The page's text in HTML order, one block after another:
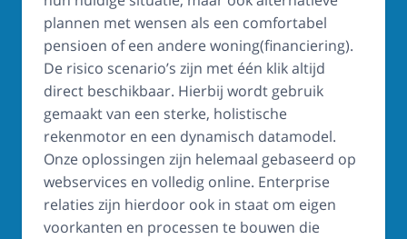
plannen met wensen als een comfortabel
pensioen of een andere woning(financiering).
De risico scenario’s zijn met één klik altijd
direct beschikbaar. Hierbij wordt gebruik
gemaakt van een sterke, holistische
rekenmotor en een dynamisch datamodel.
Onze oplossingen zijn helemaal gebaseerd op
webservices en volledig online. Enterprise
relaties zijn hierdoor ook in staat om eigen
voorkanten en processen te bouwen die